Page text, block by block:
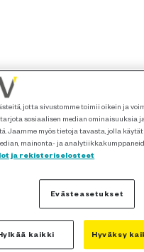
jotta sivustomme toimii oikein ja
sosiaalisen median ominaisuuksia
Jaamme myös tietoja tavasta, jolla
mainonta- ja
ja rekisteriselosteet
Evästeasetukset
kaikki Hyväksy